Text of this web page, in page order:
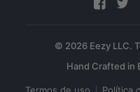
© 2026 Eezy LLC.